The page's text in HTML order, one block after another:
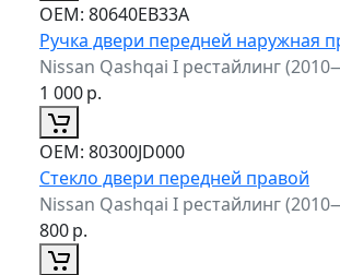
ОЕМ: 80640EB33A
Ручка двери передней наружная
Nissan Qashqai I рестайлинг
1 000р.
ОЕМ: 80300JD000
Стекло двери передней правой
Nissan Qashqai I рестайлинг
800р.